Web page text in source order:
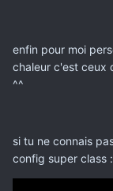
enfin pour moi
chaleur c'est ceux
^^
si tu ne connais
config super class :